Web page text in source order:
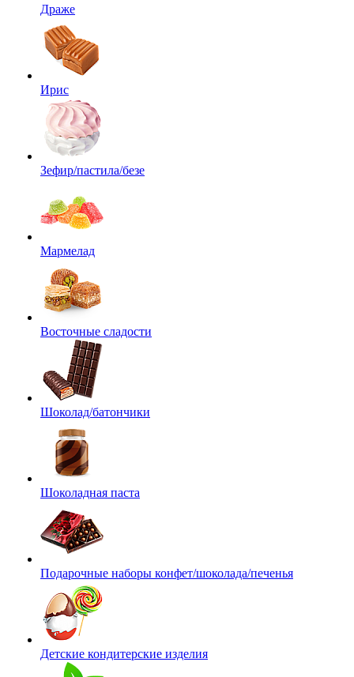
Драже
Ирис
Зефир/пастила/безе
Мармелад
Восточные сладости
Шоколад/батончики
Шоколадная паста
Подарочные наборы конфет/шоколада/печенья
Детские кондитерские изделия